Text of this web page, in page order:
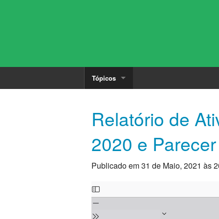
Tópicos
Disciplinas
Documentos
Eventos
Galerias
Relatório de
2020 e
Publicado em 31 de Maio, 2021 às
Skip
to